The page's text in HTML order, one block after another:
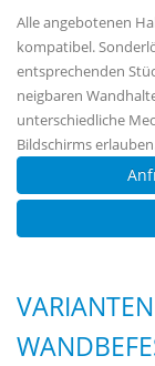
Alle angebotenen
kompatibel.
entsprechenden
neigbaren
unterschiedliche
Bildschirms